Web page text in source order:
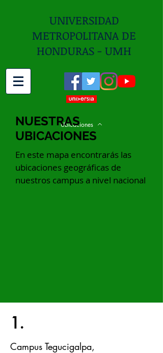
UNIVERSIDAD
METROPOLITANA DE
HONDURAS - UMH
Ubicaciones
NUESTRAS
UBICACIONES
En este mapa encontrarás las
ubicaciones geográficas de
nuestros campus a nivel nacional
1.
Campus Tegucigalpa,